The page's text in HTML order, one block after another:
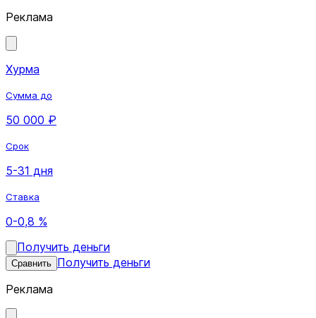
Реклама
Хурма
Сумма до
50 000 ₽
Срок
5-31 дня
Ставка
0-0,8 %
Получить деньги
Сравнить Получить деньги
Реклама